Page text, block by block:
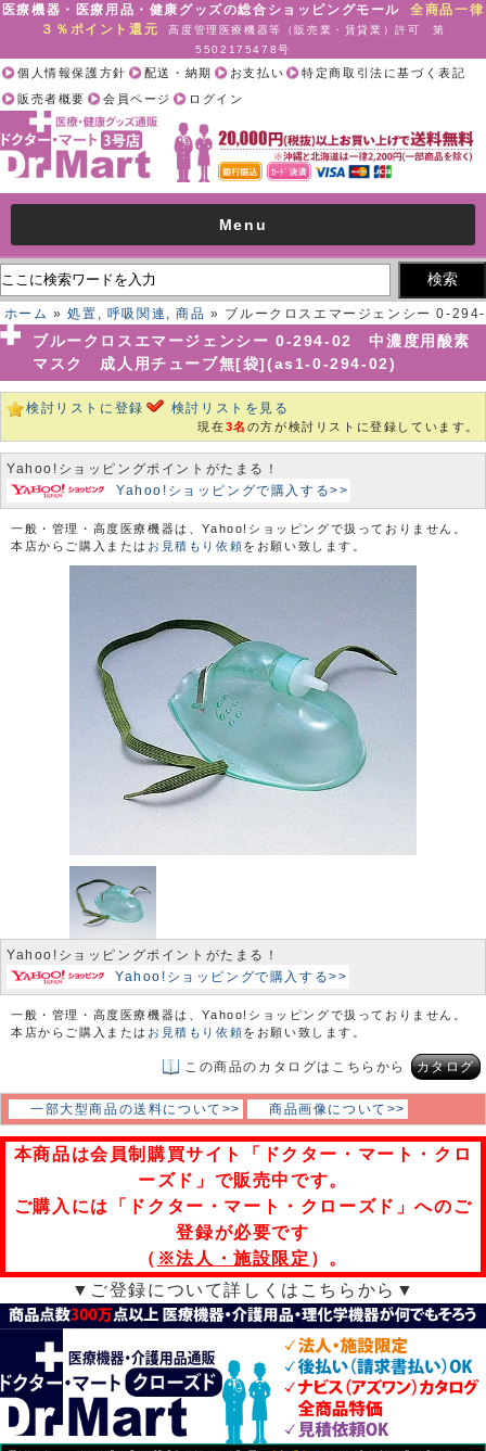
医療機器・医療用品・健康グッズの総合ショッピングモール全商品一律
３％ポイント還元
高度管理医療機器等（販売業・賃貸業）許可 第
5502175478号
個人情報保護方針 配送・納期 お支払い
特定商取引法に基づく表記
販売者概要
会員ページ ログイン
Menu
ホーム »処置 , 呼吸関連 ,商品 » ブルークロスエマージェンシー 0-294-
02 中濃度用酸素マスク 成人用チューブ無[袋](as1-0-294-02)
ブルークロスエマージェンシー 0-294-02 中濃度用酸素
マスク 成人用チューブ無[袋](as1-0-294-02)
検討リストに登録 検討リストを見る
現在3名 の方が検討リストに登録しています。
Yahoo!ショッピングポイントがたまる！
Yahoo!ショッピングで購入する>>
一般・管理・高度医療機器は、Yahoo!ショッピングで扱っておりません。
本店からご購入または お見積もり依頼をお願い致します。
Yahoo!ショッピングポイントがたまる！
Yahoo!ショッピングで購入する>>
一般・管理・高度医療機器は、Yahoo!ショッピングで扱っておりません。
本店からご購入または お見積もり依頼をお願い致します。
この商品のカタログはこちらから カタログ
一部大型商品の送料について>> 商品画像について>>
本商品は会員制購買サイト「ドクター・マート・クロ
ーズド」で販売中です。
ご購入には「ドクター・マート・クローズド」へのご
登録が必要です
（ ※法人・施設限定 ）。
▼ご登録について詳しくはこちらから▼